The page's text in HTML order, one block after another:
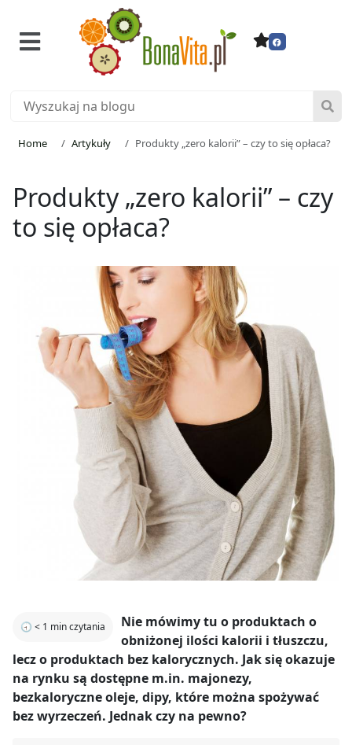
Home Artykuły Produkty „zero kalorii” – czy to się opłaca?
Produkty „zero kalorii” – czy
to się opłaca?
🕣 < 1 min czytania
Nie mówimy tu o produktach o
obniżonej ilości kalorii i tłuszczu,
lecz o produktach bez kalorycznych. Jak się okazuje
na rynku są dostępne m.in. majonezy,
bezkaloryczne oleje, dipy, które można spożywać
bez wyrzeczeń. Jednak czy na pewno?